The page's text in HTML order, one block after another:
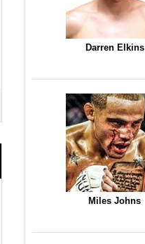
Darren Elkins
Miles Johns